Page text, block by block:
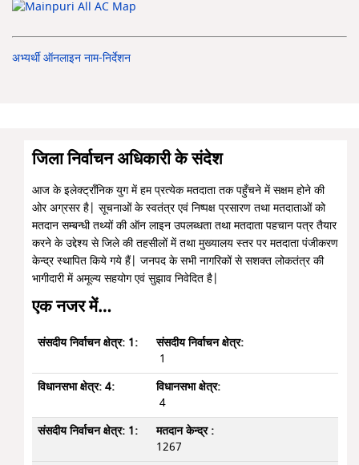
अभ्यर्थी ऑनलाइन नाम-निर्देशन
जिला निर्वाचन अधिकारी के संदेश
आज के इलेक्ट्राँनिक युग में हम प्रत्येक मतदाता तक पहुँचने में सक्षम होने की
ओर अग्रसर है| सूचनाओं के स्वतंत्र एवं निष्पक्ष प्रसारण तथा मतदाताओं को
मतदान सम्बन्धी तथ्यों की ऑन लाइन उपलब्धता तथा मतदाता पहचान पत्र तैयार
करने के उद्देश्य से जिले की तहसीलों में तथा मुख्यालय स्तर पर मतदाता पंजीकरण
केन्द्र स्थापित किये गये हैं| जनपद के सभी नागरिकों से सशक्त लोकतंत्र की
भागीदारी में अमूल्य सहयोग एवं सुझाव निवेदित है|
एक नजर में…
संसदीय निर्वाचन क्षेत्र:
1
विधानसभा क्षेत्र:
4
मतदान केन्द्र :
1267